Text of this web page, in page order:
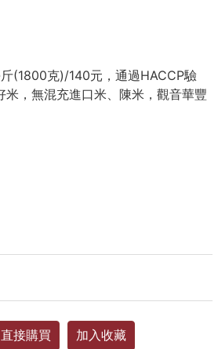
(1800克)/140元，通過HACCP驗
米，無混充進口米、陳米，觀音華豐
直接購買 加入收藏